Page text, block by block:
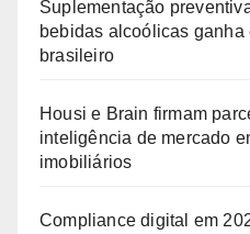
Suplementação
bebidas alcoólicas ganha
brasileiro
Housi e Brain firmam
inteligência de mercado
imobiliários
Compliance digital em